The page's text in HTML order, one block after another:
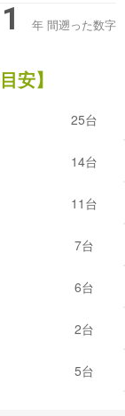
1 年 間遡った数字
安】
25台
14台
11台
7台
6台
2台
5台